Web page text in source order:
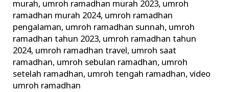
murah, umroh ramadhan murah 2023, umroh
ramadhan murah 2024, umroh ramadhan
pengalaman, umroh ramadhan sunnah, umroh
ramadhan tahun 2023, umroh ramadhan tahun
2024, umroh ramadhan travel, umroh saat
ramadhan, umroh sebulan ramadhan, umroh
setelah ramadhan, umroh tengah ramadhan,video
umroh ramadhan